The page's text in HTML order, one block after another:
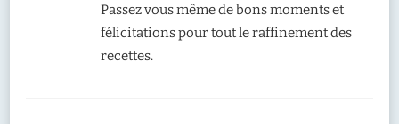
Passez vous même de bons moments et
félicitations pour tout le raffinement des
recettes.